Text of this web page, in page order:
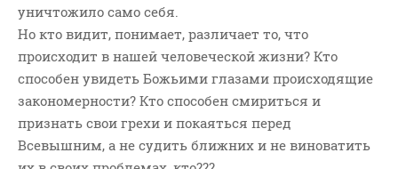
уничтожило само себя.
Но кто видит, понимает, различает то, что
происходит в нашей человеческой жизни? Кто
способен увидеть Божьими глазами происходящие
закономерности? Кто способен смириться и
признать свои грехи и покаяться перед
Всевышним, а не судить ближних и не виноватить